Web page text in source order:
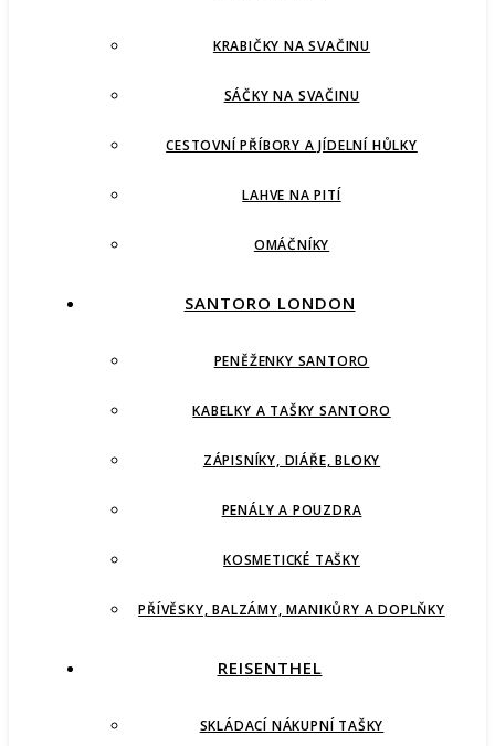
KRABIČKY NA SVAČINU
SÁČKY NA SVAČINU
CESTOVNÍ PŘÍBORY A JÍDELNÍ HŮLKY
LAHVE NA PITÍ
OMÁČNÍKY
SANTORO LONDON
PENĚŽENKY SANTORO
KABELKY A TAŠKY SANTORO
ZÁPISNÍKY, DIÁŘE, BLOKY
PENÁLY A POUZDRA
KOSMETICKÉ TAŠKY
PŘÍVĚSKY, BALZÁMY, MANIKŮRY A DOPLŇKY
REISENTHEL
SKLÁDACÍ NÁKUPNÍ TAŠKY